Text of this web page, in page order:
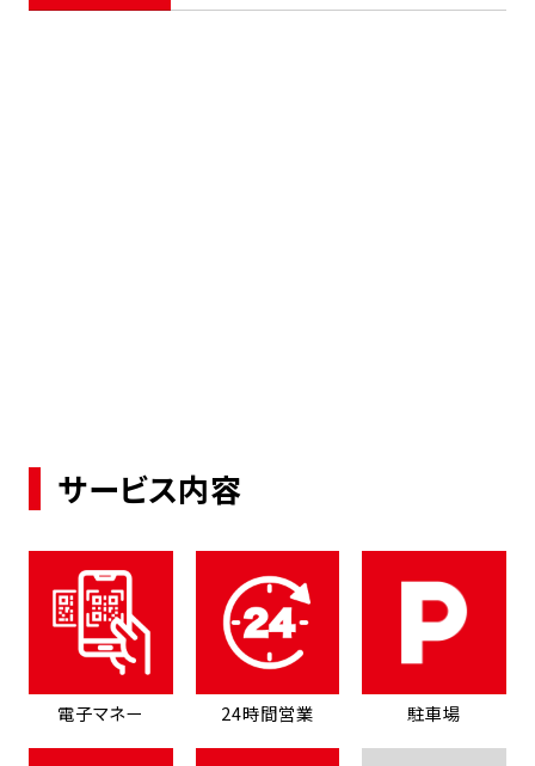
サービス内容
電子マネー 24時間営業 駐車場